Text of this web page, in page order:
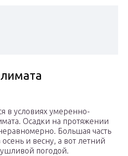
в условиях умеренно-
Осадки на протяжении
Большая часть
и весну, а вот летний
погодой.